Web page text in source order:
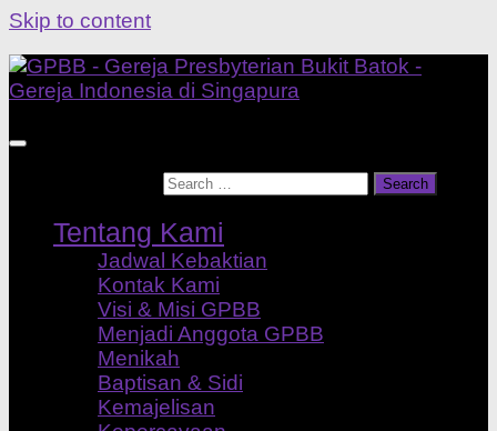
Skip to content
Tentang Kami
Jadwal Kebaktian
Kontak Kami
Visi & Misi GPBB
Menjadi Anggota GPBB
Menikah
Baptisan & Sidi
Kemajelisan